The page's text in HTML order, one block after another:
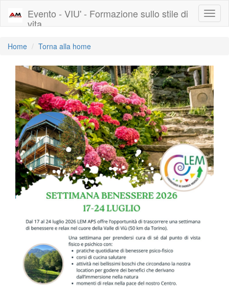
Evento - VIU' - Formazione sullo stile di
vita
Home Torna alla home